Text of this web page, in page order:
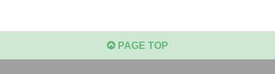
PAGE TOP